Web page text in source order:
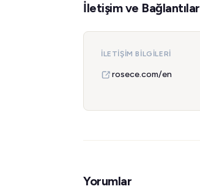
İletişim ve Bağlantılar
İLETIŞIM BILGILERI
rosece.com/en
Yorumlar